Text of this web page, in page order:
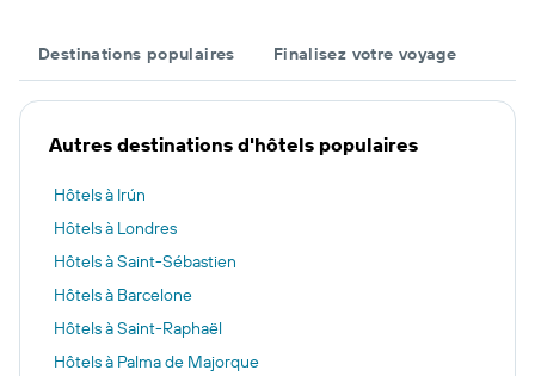
Destinations populaires Finalisez votre voyage
Autres destinations d'hôtels populaires
Hôtels à Irún
Hôtels à Londres
Hôtels à Saint-Sébastien
Hôtels à Barcelone
Hôtels à Saint-Raphaël
Hôtels à Palma de Majorque